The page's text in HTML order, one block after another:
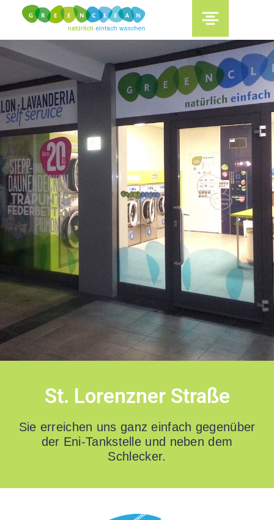
content
Bruneck |
Italien
St. Lorenzner Straße
Sie erreichen uns ganz einfach gegenüber
der Eni-Tankstelle und neben dem
Schlecker.